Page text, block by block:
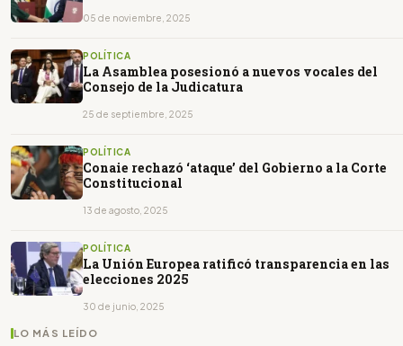
05 de noviembre, 2025
POLÍTICA
La Asamblea posesionó a nuevos vocales del
Consejo de la Judicatura
25 de septiembre, 2025
POLÍTICA
Conaie rechazó ‘ataque’ del Gobierno a la Corte
Constitucional
13 de agosto, 2025
POLÍTICA
La Unión Europea ratificó transparencia en las
elecciones 2025
30 de junio, 2025
LO MÁS LEÍDO